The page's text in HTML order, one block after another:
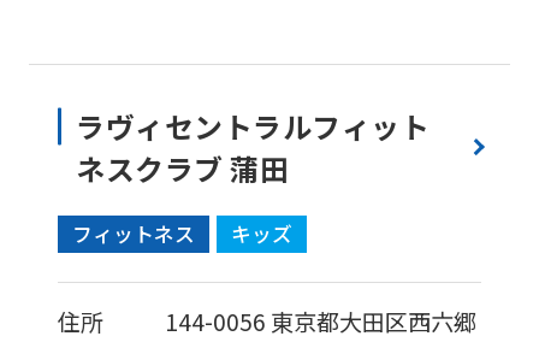
ラヴィセントラルフィット
ネスクラブ 蒲田
フィットネス キッズ
住所 144-0056 東京都大田区西六郷